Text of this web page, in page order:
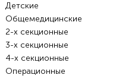
Детские
Общемедицинские
2-х секционные
3-х секционные
4-х секционные
Операционные